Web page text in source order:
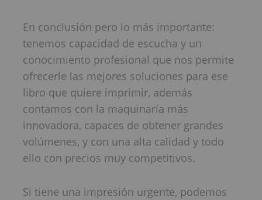
En conclusión pero lo más importante:
tenemos capacidad de escucha y un
conocimiento profesional que nos permite
ofrecerle las mejores soluciones para ese
libro que quiere imprimir, además
contamos con la maquinaría más
innovadora, capaces de obtener grandes
volúmenes, y con una alta calidad y todo
ello con precios muy competitivos.
Si tiene una impresión urgente, podemos